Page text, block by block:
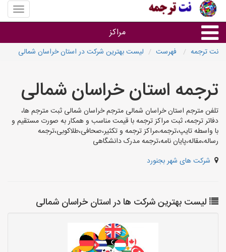
منوی
سایت
ترجمه
مراکز
دفاتر ترجمه شهرها
مرکز تایپ های شهرها
نت ترجمه فهرست لیست بهترین شرکت در استان خراسان شمالی
ترجمه استان خراسان شمالی
تلفن مترجم استان خراسان شمالی مترجم خراسان شمالی ثبت مترجم ها،
دفاتر ترجمه، ثبت مراکز ترجمه با قیمت مناسب و همکار به صورت مستقیم و
با واسطه تایپ،ترجمه،مراکز ترجمه و تکثیر،صحافی،طلاکوبی،ترجمه
رساله،مقاله،پایان نامه،ترجمه مدرک دانشگاهی
شرکت های شهر بجنورد
لیست بهترین شرکت ها در استان خراسان شمالی